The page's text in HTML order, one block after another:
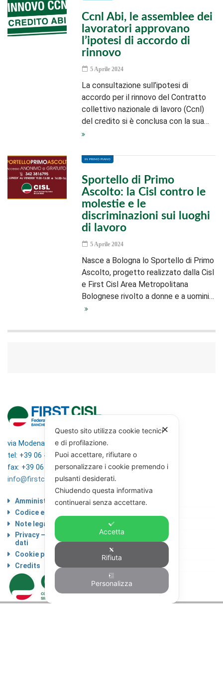
Ccnl Abi, le assemblee dei
lavoratori approvano
l’ipotesi di accordo di
rinnovo
5 Aprile 2024
La consultazione sull’ipotesi di
accordo per il rinnovo del Contratto
collettivo nazionale di lavoro (Ccnl)
del credito si è conclusa con la sua…
IN PRIMO PIANO
Sportello di Primo
Ascolto: la Cisl contro le
molestie e le
discriminazioni sui luoghi
di lavoro
5 Aprile 2024
Nasce a Bologna lo Sportello di Primo
Ascolto, progetto realizzato dalla Cisl
e First Cisl Area Metropolitana
Bolognese rivolto a donne e a uomini…
via Modena 5, 00184 Roma
tel: +39 06 4746351
fax: +39 06 4746136
info@firstcisl.it
Amministrazione trasparente
Codice etico
Note legali
Privacy – Informativa sul trattamento dei
dati
Cookie policy
Credits
✕
Questo sito utilizza cookie tecnici
e di profilazione.
Puoi accettare, rifiutare o
personalizzare i cookie premendo i
pulsanti desiderati.
Chiudendo questa informativa
continuerai senza accettare.
Accetta
Rifiuta
Personalizza